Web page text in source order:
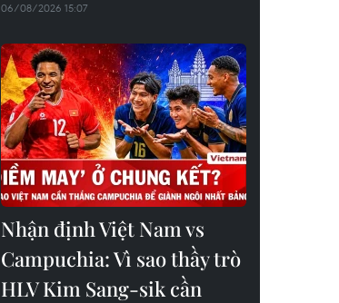
06/08/2026 15:07
Nhận định Việt Nam vs
Campuchia: Vì sao thầy trò
HLV Kim Sang-sik cần